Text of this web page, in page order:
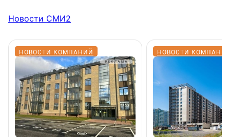
Новости СМИ2
НОВОСТИ КОМПАНИЙ НОВОСТИ